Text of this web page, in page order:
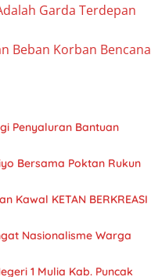
Garda Terdepan
Beban Korban Bencana
Penyaluran Bantuan
Bersama Poktan Rukun
KETAN BERKREASI
Nasionalisme Warga
1 Mulia Kab. Puncak